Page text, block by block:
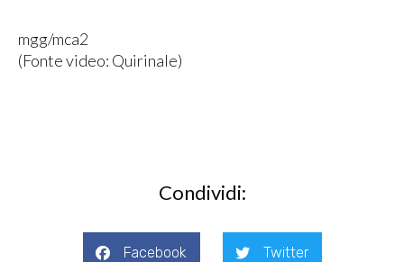
mgg/mca2
(Fonte video: Quirinale)
Condividi:
Facebook Twitter